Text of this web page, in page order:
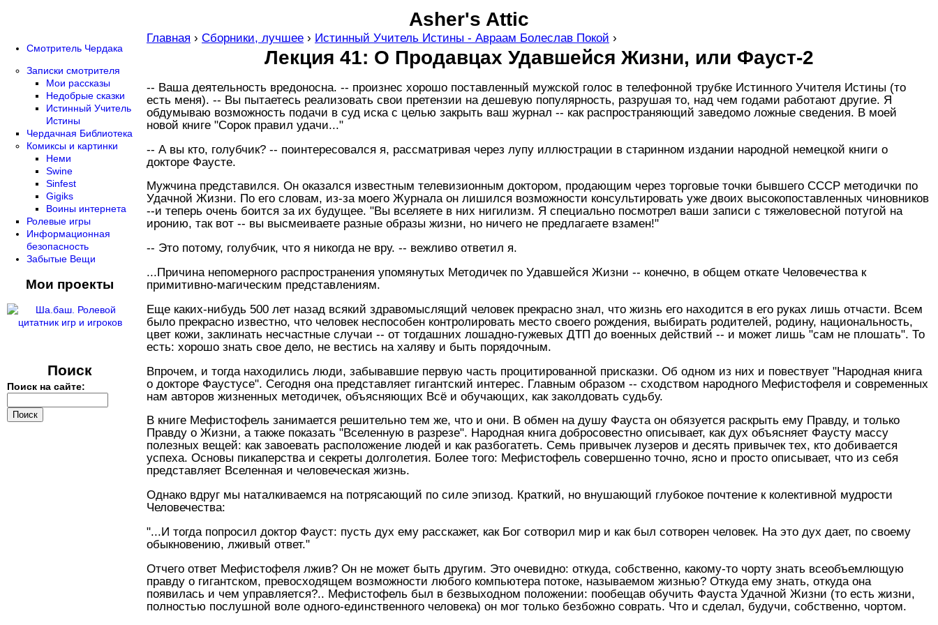
Asher's Attic
Главная › Сборники, лучшее › Истинный Учитель Истины - Авраам Болеслав Покой ›
Лекция 41: О Продавцах Удавшейся Жизни, или Фауст-2
-- Ваша деятельность вредоносна. -- произнес хорошо поставленный мужской голос в телефонной трубке Истинного Учителя Истины (то
есть меня). -- Вы пытаетесь реализовать свои претензии на дешевую популярность, разрушая то, над чем годами работают другие. Я
обдумываю возможность подачи в суд иска с целью закрыть ваш журнал -- как распространяющий заведомо ложные сведения. В моей
новой книге "Сорок правил удачи..."
-- А вы кто, голубчик? -- поинтересовался я, рассматривая через лупу иллюстрации в старинном издании народной немецкой книги о
докторе Фаусте.
Мужчина представился. Он оказался известным телевизионным доктором, продающим через торговые точки бывшего СССР методички по
Удачной Жизни. По его словам, из-за моего Журнала он лишился возможности консультировать уже двоих высокопоставленных чиновников
--и теперь очень боится за их будущее. "Вы вселяете в них нигилизм. Я специально посмотрел ваши записи с тяжеловесной потугой на
иронию, так вот -- вы высмеиваете разные образы жизни, но ничего не предлагаете взамен!"
-- Это потому, голубчик, что я никогда не вру. -- вежливо ответил я.
...Причина непомерного распространения упомянутых Методичек по Удавшейся Жизни -- конечно, в общем откате Человечества к
примитивно-магическим представлениям.
Еще каких-нибудь 500 лет назад всякий здравомыслящий человек прекрасно знал, что жизнь его находится в его руках лишь отчасти. Всем
было прекрасно известно, что человек неспособен контролировать место своего рождения, выбирать родителей, родину, национальность,
цвет кожи, заклинать несчастные случаи -- от тогдашних лошадно-гужевых ДТП до военных действий -- и может лишь "сам не плошать". То
есть: хорошо знать свое дело, не вестись на халяву и быть порядочным.
Впрочем, и тогда находились люди, забывавшие первую часть процитированной присказки. Об одном из них и повествует "Народная книга
о докторе Фаустусе". Сегодня она представляет гигантский интерес. Главным образом -- сходством народного Мефистофеля и современных
нам авторов жизненных методичек, объясняющих Всё и обучающих, как заколдовать судьбу.
В книге Мефистофель занимается решительно тем же, что и они. В обмен на душу Фауста он обязуется раскрыть ему Правду, и только
Правду о Жизни, а также показать "Вселенную в разрезе". Народная книга добросовестно описывает, как дух объясняет Фаусту массу
полезных вещей: как завоевать расположение людей и как разбогатеть. Семь привычек лузеров и десять привычек тех, кто добивается
успеха. Основы пикаперства и секреты долголетия. Более того: Мефистофель совершенно точно, ясно и просто описывает, что из себя
представляет Вселенная и человеческая жизнь.
Однако вдруг мы наталкиваемся на потрясающий по силе эпизод. Краткий, но внушающий глубокое почтение к колективной мудрости
Человечества:
"...И тогда попросил доктор Фауст: пусть дух ему расскажет, как Бог сотворил мир и как был сотворен человек. На это дух дает, по своему
обыкновению, лживый ответ."
Отчего ответ Мефистофеля лжив? Он не может быть другим. Это очевидно: откуда, собственно, какому-то чорту знать всеобъемлющую
правду о гигантском, превосходящем возможности любого компьютера потоке, называемом жизнью? Откуда ему знать, откуда она
появилась и чем управляется?.. Мефистофель был в безвыходном положении: пообещав обучить Фауста Удачной Жизни (то есть жизни,
полностью послушной воле одного-единственного человека) он мог только безбожно соврать. Что и сделал, будучи, собственно, чортом.
Смотритель Чердака
Записки смотрителя
Мои рассказы
Недобрые сказки
Истинный Учитель
Истины
Чердачная Библиотека
Комиксы и картинки
Неми
Swine
Sinfest
Gigiks
Воины интернета
Ролевые игры
Информационная
безопасность
Забытые Вещи
Мои проекты
Поиск
Поиск на сайте: